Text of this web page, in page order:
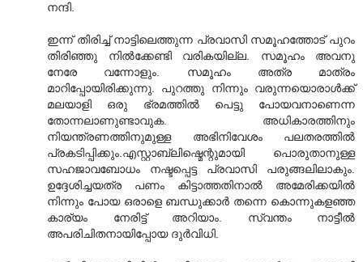
നന്ദി.
ഇന്ന് തിരിച്ച് നാട്ടിലെത്തുന്ന പ്രവാസി സമൂഹത്തോട് പുറം
തിരിഞ്ഞു നില്‍ക്കേണ്ടി വരികയില്ല. സമൂഹം അവനു
നേരേ വന്നോളും. സമൂഹം അത്ര മാത്രം
മാറിപ്പോയിരിക്കുന്നു. പുറത്തു നിന്നും വരുന്നയൊരാള്‍ക്ക്
മലയാളി ഒരു ഭ്രമത്തില്‍ പെട്ടു പോയവനാണെന്ന
തോന്നലാണുണ്ടാവുക. അധികാരത്തിനും
നിയന്ത്രണത്തിനുമുള്ള അഭിനിവേശം പലതരത്തില്‍
പ്രകടിപ്പിക്കും.എസ്റ്റാബ്ലിഷ്മെന്റുമായി പൊരുതാനുള്ള
സഹജാവബോധം നഷ്ടപ്പെട്ട പ്രവാസി പരുങ്ങലിലാകും.
ഉദ്ദേശിച്ചയത്ര പണം കിട്ടാത്തതിനാല്‍ അമേരിക്കയില്‍
നിന്നും പോയ ഒരാളെ ബന്ധുക്കാര്‍ തന്നെ കൊന്നുകളഞ്ഞ
കാര്യം നേരിട്ട് അറിയാം. സ്വന്തം നാട്ടീല്‍
അപരിചിതനായിപ്പോയ ദുര്‍വിധി.